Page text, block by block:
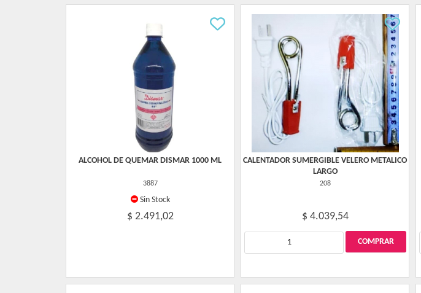
ALCOHOL DE QUEMAR DISMAR 1000 ML
3887
Sin Stock
$ 2.491,02
CALENTADOR SUMERGIBLE VELERO METALICO
LARGO
208
$ 4.039,54